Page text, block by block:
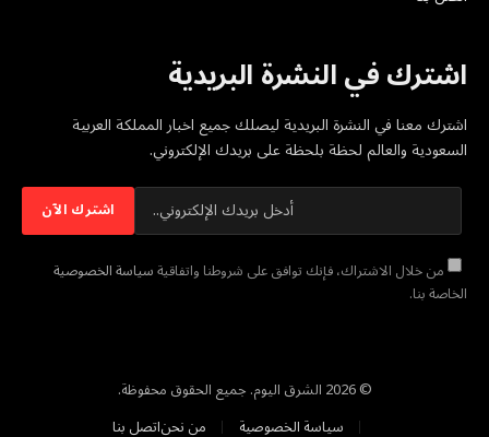
اشترك في النشرة البريدية
اشترك معنا في النشرة البريدية ليصلك جميع اخبار المملكة العربية
السعودية والعالم لحظة بلحظة على بريدك الإلكتروني.
من خلال الاشتراك، فإنك توافق على شروطنا واتفاقيةسياسة الخصوصية
الخاصة بنا.
© 2026 الشرق اليوم. جميع الحقوق محفوظة.
سياسة الخصوصية
من نحناتصل بنا